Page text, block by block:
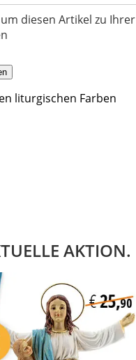
diesen Artikel zu Ihrer
liturgischen Farben
AKTION.